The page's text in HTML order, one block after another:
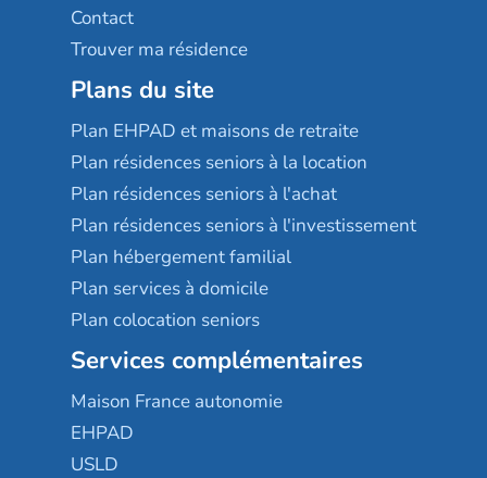
Contact
Trouver ma résidence
Plans du site
Plan EHPAD et maisons de retraite
Plan résidences seniors à la location
Plan résidences seniors à l'achat
Plan résidences seniors à l'investissement
Plan hébergement familial
Plan services à domicile
Plan colocation seniors
Services complémentaires
Maison France autonomie
EHPAD
USLD